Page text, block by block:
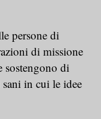
persone di
di missione
sostengono di
sani in cui le idee